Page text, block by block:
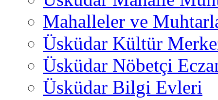
Mahalleler ve
Üsküdar Kültür
Üsküdar Nöbetçi
Üsküdar Bilgi Evleri